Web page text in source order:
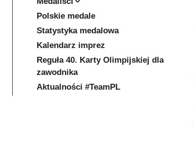
Polskie medale
Statystyka medalowa
Kalendarz imprez
Reguła 40. Karty Olimpijskiej dla
zawodnika
Aktualności #TeamPL